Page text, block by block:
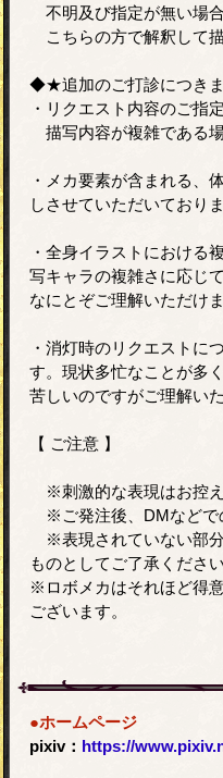
不明及び指定が無い場
こちらの方で解釈して
◆★追加のご打診につき
・リクエスト内容のご指
描写内容が複雑であ
・メカ要素が含まれる、
しさせていただいておりま
・全身イラストにおける
写キャラの複雑さに応じ
なにとぞご理解いただけ
・消灯時のリクエストに
す。現状多忙なことが多
苦しいのですがご理解い
【 ご注意 】
※刺激的な表現はお控え
※ご発注後、DMなどで
※表現されていない部分
ものとしてご了承ください
※ロボメカはそれほど得
ございます。
●ホームページ
pixiv： https://